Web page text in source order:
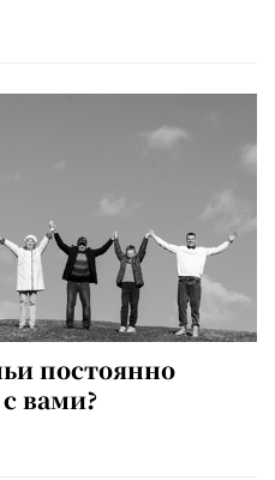
постоянно
вами?